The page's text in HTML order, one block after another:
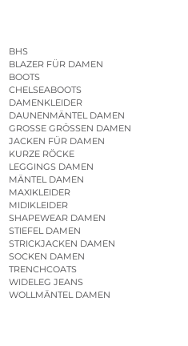
BHS
BLAZER FÜR DAMEN
BOOTS
CHELSEABOOTS
DAMENKLEIDER
DAUNENMÄNTEL DAMEN
GROSSE GRÖSSEN DAMEN
JACKEN FÜR DAMEN
KURZE RÖCKE
LEGGINGS DAMEN
MÄNTEL DAMEN
MAXIKLEIDER
MIDIKLEIDER
SHAPEWEAR DAMEN
STIEFEL DAMEN
STRICKJACKEN DAMEN
SOCKEN DAMEN
TRENCHCOATS
WIDELEG JEANS
WOLLMÄNTEL DAMEN